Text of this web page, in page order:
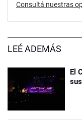
Consultá nuestras
LEÉ ADEMÁS
El